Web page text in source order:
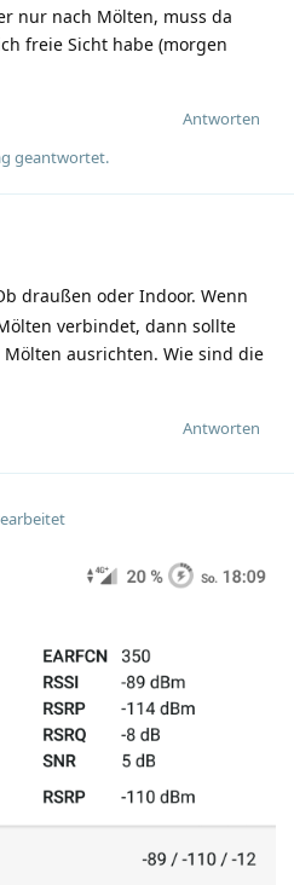
nur nach Mölten, muss da
freie Sicht habe (morgen
Antworten
geantwortet.
draußen oder Indoor. Wenn
verbindet, dann sollte
ausrichten. Wie sind die
Antworten